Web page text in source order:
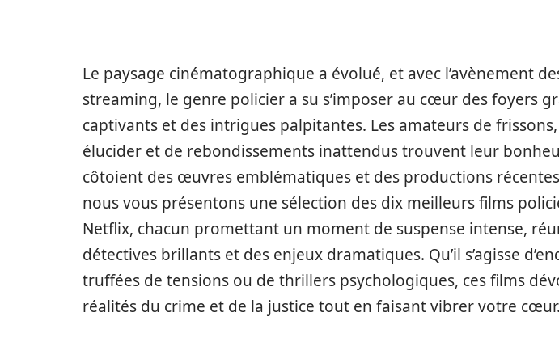
Le paysage cinématographique a évolué, et avec l’avènement
streaming, le genre policier a su s’imposer au cœur des foyers
captivants et des intrigues palpitantes. Les amateurs de
élucider et de rebondissements inattendus trouvent leur
côtoient des œuvres emblématiques et des productions
nous vous présentons une sélection des dix meilleurs films
Netflix, chacun promettant un moment de suspense intense,
détectives brillants et des enjeux dramatiques. Qu’il s’agisse
truffées de tensions ou de thrillers psychologiques, ces films
réalités du crime et de la justice tout en faisant vibrer votre cœur.